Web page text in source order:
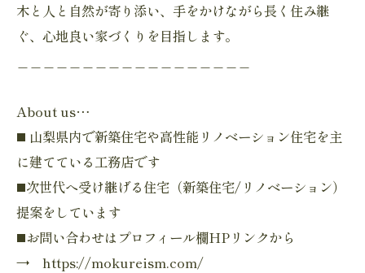
木と人と自然が寄り添い、手をかけながら長く住み継
ぐ、心地良い家づくりを目指します。
About us…
◼️ 山梨県内で新築住宅や高性能リノベーション住宅を主
に建てている工務店です
◼️次世代へ受け継げる住宅（新築住宅/リノベーション）
提案をしています
◼️お問い合わせはプロフィール欄HPリンクから
→ https://mokureism.com/